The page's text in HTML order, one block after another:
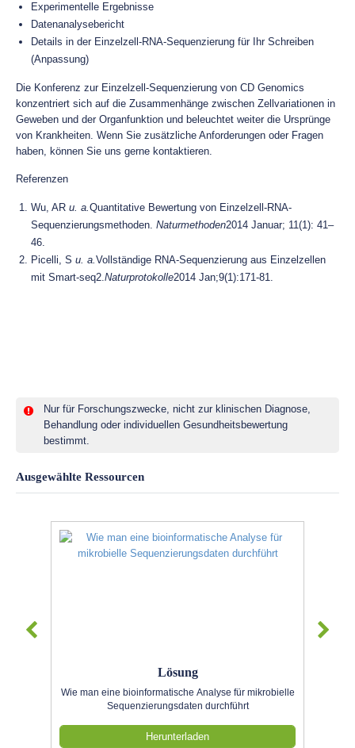
Experimentelle Ergebnisse
Datenanalysebericht
Details in der Einzelzell-RNA-Sequenzierung für Ihr Schreiben
(Anpassung)
Die Konferenz zur Einzelzell-Sequenzierung von CD Genomics
konzentriert sich auf die Zusammenhänge zwischen Zellvariationen in
Geweben und der Organfunktion und beleuchtet weiter die Ursprünge
von Krankheiten. Wenn Sie zusätzliche Anforderungen oder Fragen
haben, können Sie uns gerne kontaktieren.
Referenzen
Wu, AR u. a.Quantitative Bewertung von Einzelzell-RNA-
Sequenzierungsmethoden. Naturmethoden2014 Januar; 11(1): 41–
46.
Picelli, S u. a.Vollständige RNA-Sequenzierung aus Einzelzellen
mit Smart-seq2.Naturprotokolle2014 Jan;9(1):171-81.
Nur für Forschungszwecke, nicht zur klinischen Diagnose,
Behandlung oder individuellen Gesundheitsbewertung
bestimmt.
Ausgewählte Ressourcen
Lösung
Wie man eine bioinformatische Analyse für mikrobielle
Sequenzierungsdaten durchführt
Herunterladen